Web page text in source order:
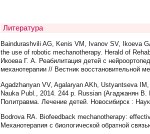
Литература
Baindurashvili AG, Kenis VM, Ivanov SV, Ikoeva
the use of robotic mechanotherapy. Herald of
Икоева Г. А. Реабилитация детей с
механотерапии // Вестник восстановительной
Agadzhanyan VV, Agalaryan AKh, Ustyantseva
Nauka Publ., 2014. 244 p. Russian (Агаджанян
Политравма. Лечение детей. Новосибирск :
Bodrova RA. Biofeedback mechanotherapy:
Механотерапия с биологической обратной